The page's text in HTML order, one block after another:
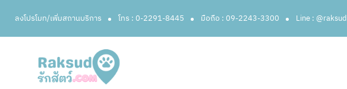
ลงโปรโมท/เพิ่มสถานบริการ โทร : 0-2291-8445 มือถือ : 09-2243-3300 Line : @raksud